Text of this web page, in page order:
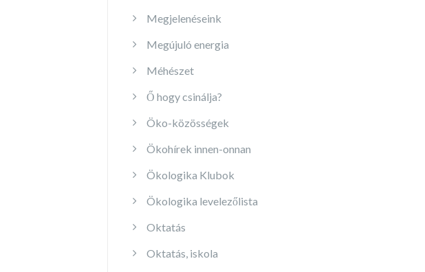
Megjelenéseink
Megújuló energia
Méhészet
Ő hogy csinálja?
Öko-közösségek
Ökohírek innen-onnan
Ökologika Klubok
Ökologika levelezőlista
Oktatás
Oktatás, iskola